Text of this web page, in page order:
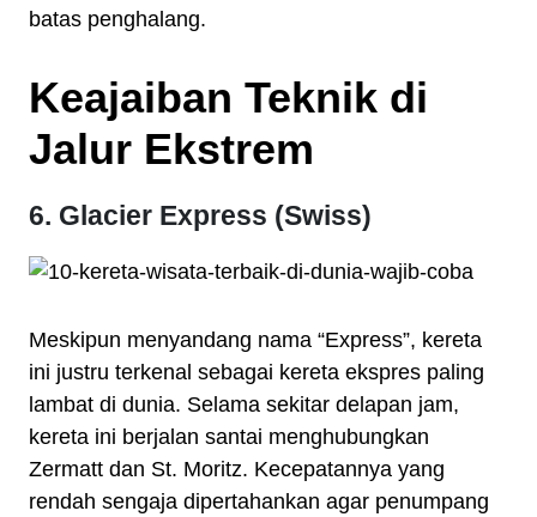
batas penghalang.
Keajaiban Teknik di
Jalur Ekstrem
6. Glacier Express (Swiss)
Meskipun menyandang nama “Express”, kereta
ini justru terkenal sebagai kereta ekspres paling
lambat di dunia. Selama sekitar delapan jam,
kereta ini berjalan santai menghubungkan
Zermatt dan St. Moritz. Kecepatannya yang
rendah sengaja dipertahankan agar penumpang